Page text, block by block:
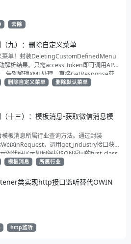
去除
九）：删除自定义菜单
菜单！封装DeletingCustomDefinedMenu
析结果。只需access_token即可调用API
告别繁琐XML处理，直接GetResponse获
开发者，建议收藏备用！
删除自定义菜单
删除默认菜单
十三）：模板消息-获取微信消息模
板消息所属行业查询方法。通过封装
，调用get_industry接口获
例代码展示如何解析JSON返回的first_class
提供合规通知场景开发支持
模板消息 所属行业
类实现http接口监听替代OWIN
http监听